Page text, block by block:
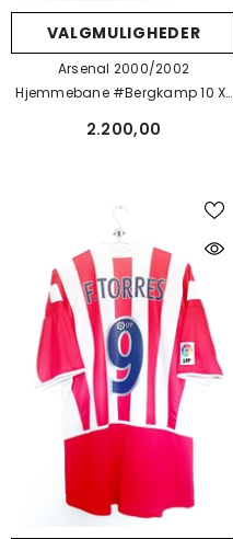
VALGMULIGHEDER
Arsenal 2000/2002
Hjemmebane #Bergkamp 10 XL
2.200,00